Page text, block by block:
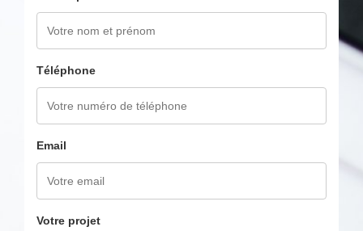
Téléphone
Email
Votre projet